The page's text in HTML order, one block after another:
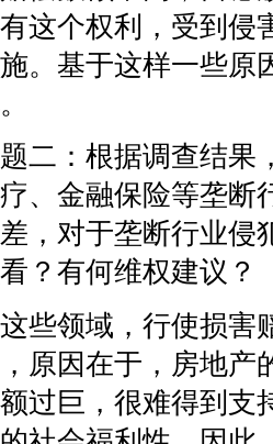
这个权利，受到侵
。基于这样一些原
：根据调查结果
、金融保险等垄断
，对于垄断行业侵
？有何维权建议？
领域，行使损害
原因在于，房地产
过巨，很难得到支